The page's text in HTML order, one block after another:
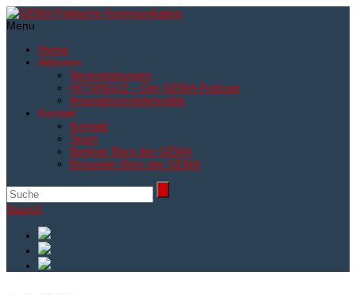
Menu
Home
Aktionen
Veranstaltungen
HITSINGLE – Der GEMA-Podcast
#marathonmitderpolitik
Kontakt
Kontakt
Team
Berliner Büro der GEMA
Brüsseler Büro der GEMA
Search